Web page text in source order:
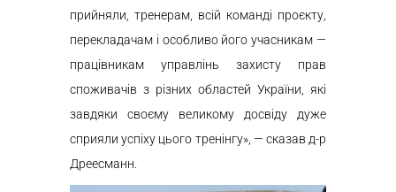
прийняли, тренерам, всій команді проєкту,
перекладачам і особливо його учасникам —
працівникам управлінь захисту прав
споживачів з різних областей України, які
завдяки своєму великому досвіду дуже
сприяли успіху цього тренінгу», — сказав д-р
Дреесманн.